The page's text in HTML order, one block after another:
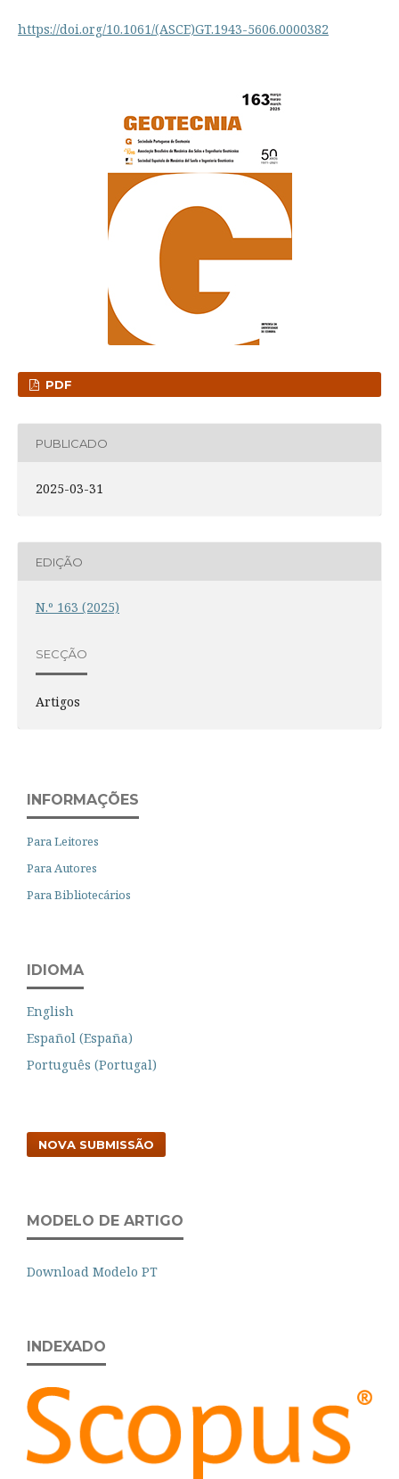
https://doi.org/10.1061/(ASCE)GT.1943-5606.0000382
PDF
PUBLICADO
2025-03-31
EDIÇÃO
N.º 163 (2025)
SECÇÃO
Artigos
INFORMAÇÕES
Para Leitores
Para Autores
Para Bibliotecários
IDIOMA
English
Español (España)
Português (Portugal)
NOVA SUBMISSÃO
MODELO DE ARTIGO
Download Modelo PT
INDEXADO